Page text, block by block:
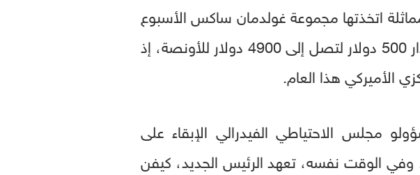
اتخذتها مجموعة غولدمان ساكس الأسبوع
الماضي، حيث خفضت توقعاتها لأسعار الذهب بنهاية العام بمقدار 500 دولار لتصل إلى 4900 دولار للأونصة، إذ
الأميركي هذا العام.
مجلس الاحتياطي الفيدرالي الإبقاء على
وفي الوقت نفسه، تعهد الرئيس الجديد، كيفن